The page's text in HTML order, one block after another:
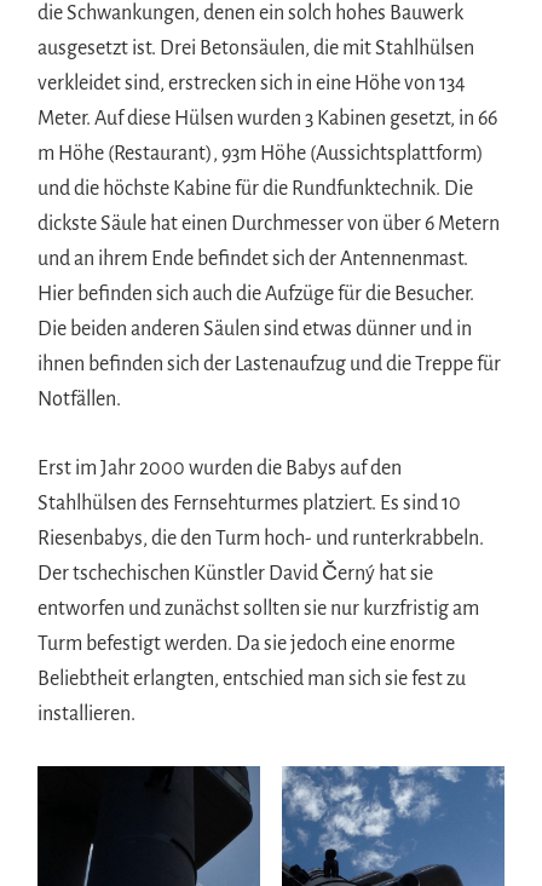
die Schwankungen, denen ein solch hohes Bauwerk
ausgesetzt ist. Drei Betonsäulen, die mit Stahlhülsen
verkleidet sind, erstrecken sich in eine Höhe von 134
Meter. Auf diese Hülsen wurden 3 Kabinen gesetzt, in 66
m Höhe (Restaurant), 93m Höhe (Aussichtsplattform)
und die höchste Kabine für die Rundfunktechnik. Die
dickste Säule hat einen Durchmesser von über 6 Metern
und an ihrem Ende befindet sich der Antennenmast.
Hier befinden sich auch die Aufzüge für die Besucher.
Die beiden anderen Säulen sind etwas dünner und in
ihnen befinden sich der Lastenaufzug und die Treppe für
Notfällen.
Erst im Jahr 2000 wurden die Babys auf den
Stahlhülsen des Fernsehturmes platziert. Es sind 10
Riesenbabys, die den Turm hoch- und runterkrabbeln.
Der tschechischen Künstler David Černý hat sie
entworfen und zunächst sollten sie nur kurzfristig am
Turm befestigt werden. Da sie jedoch eine enorme
Beliebtheit erlangten, entschied man sich sie fest zu
installieren.